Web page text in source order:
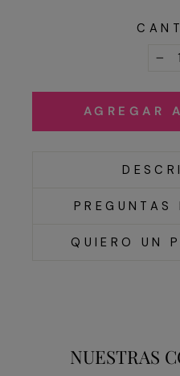
AGREGAR
PREGUNTAS
QUIERO UN
NUESTRAS